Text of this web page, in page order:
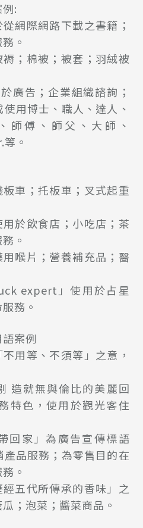
:
網際網路下載之書籍；
。
；棉被；被套；羽絨被
廣告；企業組織諮詢；
用博士、職人、達人、
師傅、師父、大師、
等 。
車；托板車；叉式起重
用於飲食店；小吃店；茶
。
喉片；營養補充品；醫
expert 」使用於占星
務 。
案例
用等、不須等」之意，
造就無與倫比的美麗回
特色，使用於觀光客住
回家」為廣告宣傳標語
品服務；為零售目的在
。
五代所傳承的香味」之
；泡菜；醬菜商品 。